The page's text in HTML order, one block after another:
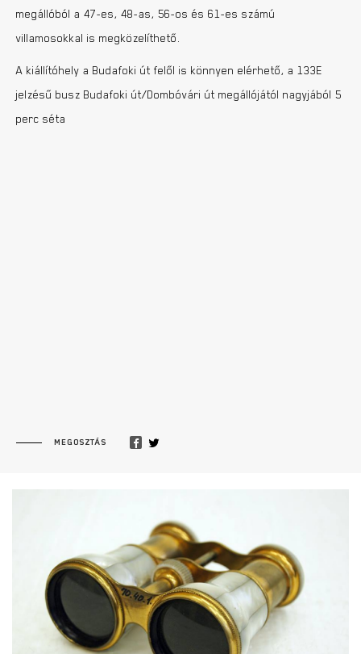
megállóból a 47-es, 48-as, 56-os és 61-es számú
villamosokkal is megközelíthető.
A kiállítóhely a Budafoki út felől is könnyen elérhető, a 133E
jelzésű busz Budafoki út/Dombóvári út megállójától nagyjából 5
perc séta
MEGOSZTÁS
SZÍNHÁZI LÁTCSŐ